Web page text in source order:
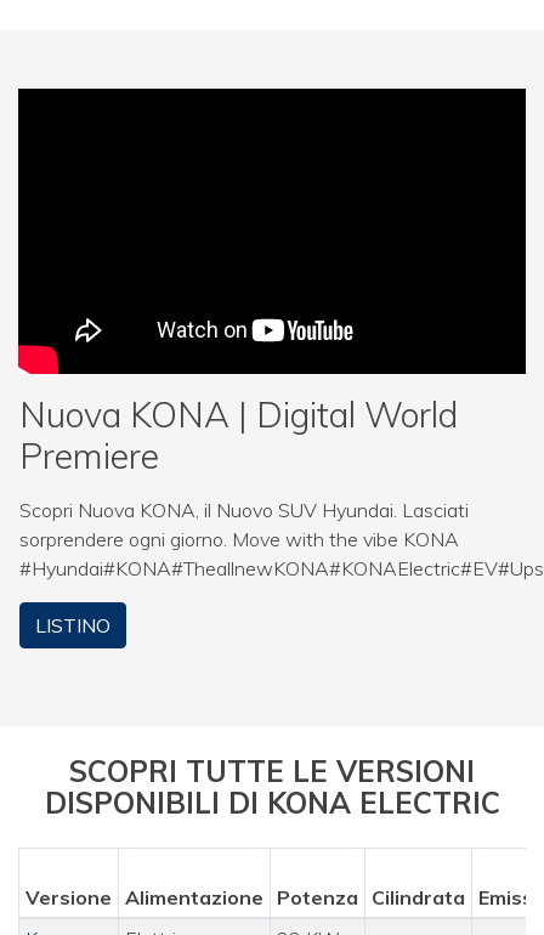
Nuova KONA | Digital World
Premiere
Scopri Nuova KONA, il Nuovo SUV Hyundai. Lasciati
sorprendere ogni giorno. Move with the vibe KONA
LISTINO
SCOPRI TUTTE LE VERSIONI
DISPONIBILI DI KONA ELECTRIC
Versione Alimentazione Potenza Cilindrata